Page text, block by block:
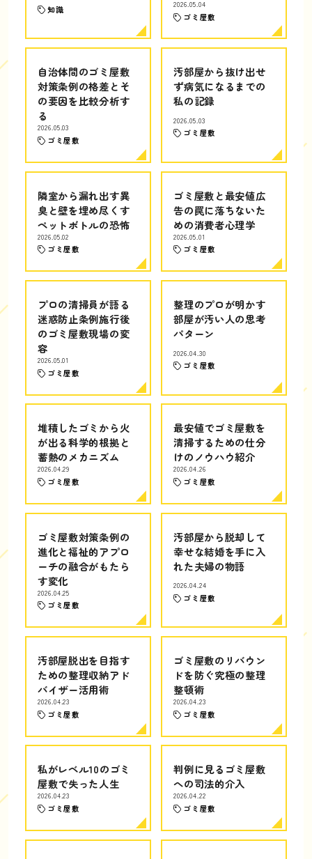
知識
2026.05.04
ゴミ屋敷
自治体間のゴミ屋敷
対策条例の格差とそ
の要因を比較分析す
る
2026.05.03
ゴミ屋敷
汚部屋から抜け出せ
ず病気になるまでの
私の記録
2026.05.03
ゴミ屋敷
隣室から漏れ出す異
臭と壁を埋め尽くす
ペットボトルの恐怖
2026.05.02
ゴミ屋敷
ゴミ屋敷と最安値広
告の罠に落ちないた
めの消費者心理学
2026.05.01
ゴミ屋敷
プロの清掃員が語る
迷惑防止条例施行後
のゴミ屋敷現場の変
容
2026.05.01
ゴミ屋敷
整理のプロが明かす
部屋が汚い人の思考
パターン
2026.04.30
ゴミ屋敷
堆積したゴミから火
が出る科学的根拠と
蓄熱のメカニズム
2026.04.29
ゴミ屋敷
最安値でゴミ屋敷を
清掃するための仕分
けのノウハウ紹介
2026.04.26
ゴミ屋敷
ゴミ屋敷対策条例の
進化と福祉的アプロ
ーチの融合がもたら
す変化
2026.04.25
ゴミ屋敷
汚部屋から脱却して
幸せな結婚を手に入
れた夫婦の物語
2026.04.24
ゴミ屋敷
汚部屋脱出を目指す
ための整理収納アド
バイザー活用術
2026.04.23
ゴミ屋敷
ゴミ屋敷のリバウン
ドを防ぐ究極の整理
整頓術
2026.04.23
ゴミ屋敷
私がレベル10のゴミ
屋敷で失った人生
2026.04.23
ゴミ屋敷
判例に見るゴミ屋敷
への司法的介入
2026.04.22
ゴミ屋敷